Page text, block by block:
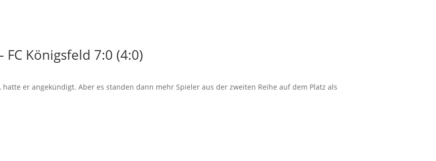
Königsfeld 7:0 (4:0)
er angekündigt. Aber es standen dann mehr Spieler aus der zweiten Reihe auf dem Platz als